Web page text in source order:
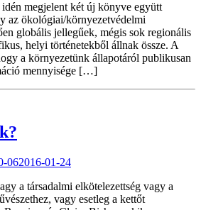
megjelent két új könyve együtt
az ökológiai/környezetvédelmi
globális jellegűek, mégis sok regionális
helyi történetekből állnak össze. A
a környezetünk állapotáról publikusan
mennyisége […]
062016-01-24
a társadalmi elkötelezettség vagy a
vagy esetleg a kettőt